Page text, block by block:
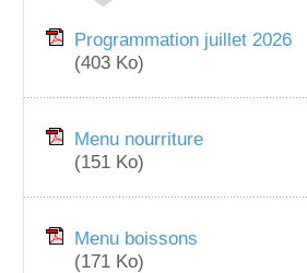
Programmation juillet 2026
(403 Ko)
Menu nourriture
(151 Ko)
Menu boissons
(171 Ko)